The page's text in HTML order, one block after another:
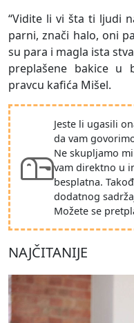
“Vidite li vi šta ti ljudi
parni, znači halo, oni
su para i magla ista
preplašene bakice u
pravcu kafića Mišel.
Jeste li ugasili
da vam
Ne skupljamo
vam direktno u
besplatna.
dodatnog
Možete se
NAJČITANIJE